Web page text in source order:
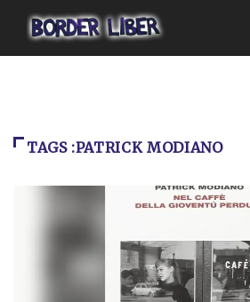
TAGS :PATRICK MODIANO